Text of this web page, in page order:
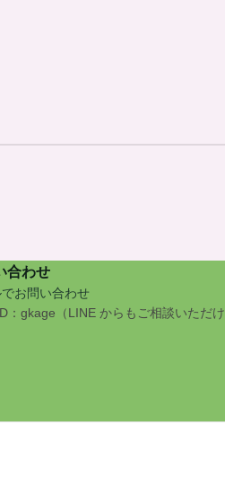
合わせ
お問い合わせ
：gkage（LINE からもご相談いただけ